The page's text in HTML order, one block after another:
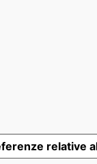
relative